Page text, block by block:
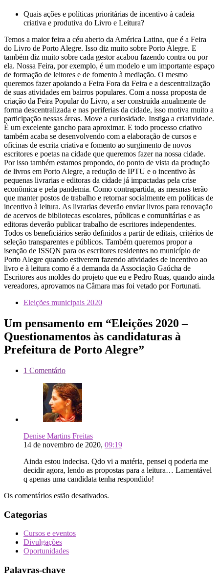
Quais ações e políticas prioritárias de incentivo à cadeia
criativa e produtiva do Livro e Leitura?
Temos a maior feira a céu aberto da América Latina, que é a Feira
do Livro de Porto Alegre. Isso diz muito sobre Porto Alegre. E
também diz muito sobre cada gestor acabou fazendo contra ou por
ela. Nossa Feira, por exemplo, é um modelo e um importante espaço
de formação de leitores e de fomento à mediação. O mesmo
queremos fazer apoiando a Feira Fora da Feira e a descentralização
de suas atividades em bairros populares. Com a nossa proposta de
criação da Feira Popular do Livro, a ser construída anualmente de
forma descentralizada e nas periferias da cidade, isso motiva muito a
participação nessas áreas. Move a curiosidade. Instiga a criatividade.
É um excelente gancho para aproximar. E todo processo criativo
também acaba se desenvolvendo com a elaboração de cursos e
oficinas de escrita criativa e fomento ao surgimento de novos
escritores e poetas na cidade que queremos fazer na nossa cidade.
Por isso também estamos propondo, do ponto de vista da produção
de livros em Porto Alegre, a redução de IPTU e o incentivo às
pequenas livrarias e editoras da cidade já impactadas pela crise
econômica e pela pandemia. Como contrapartida, as mesmas terão
que manter postos de trabalho e retornar socialmente em políticas de
incentivo à leitura. As livrarias deverão enviar livros para renovação
de acervos de bibliotecas escolares, públicas e comunitárias e as
editoras deverão publicar trabalho de escritores independentes.
Todos os beneficiários serão definidos a partir de editais, critérios de
seleção transparentes e públicos. Também queremos propor a
isenção de ISSQN para os escritores residentes no município de
Porto Alegre quando estiverem fazendo atividades de incentivo ao
livro e à leitura como é a demanda da Associação Gaúcha de
Escritores aos moldes do projeto que eu e Pedro Ruas, quando ainda
vereadores, aprovamos na Câmara mas foi vetado por Fortunati.
Eleições municipais 2020
Um pensamento em “Eleições 2020 –
Questionamentos às candidaturas à
Prefeitura de Porto Alegre”
1 Comentário
Denise Martins Freitas
14 de novembro de 2020, 09:19
Ainda estou indecisa. Qdo vi a matéria, pensei q poderia me
decidir agora, lendo as propostas para a leitura… Lamentável
q apenas uma candidata tenha respondido!
Os comentários estão desativados.
Categorias
Cursos e eventos
Divulgações
Oportunidades
Palavras-chave